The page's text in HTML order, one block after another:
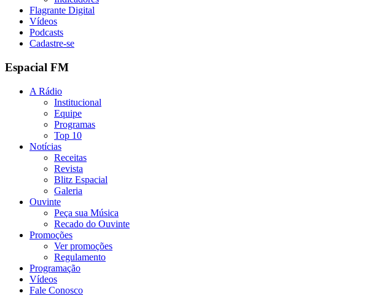
Flagrante Digital
Vídeos
Podcasts
Cadastre-se
Espacial FM
A Rádio
Institucional
Equipe
Programas
Top 10
Notícias
Receitas
Revista
Blitz Espacial
Galeria
Ouvinte
Peça sua Música
Recado do Ouvinte
Promoções
Ver promoções
Regulamento
Programação
Vídeos
Fale Conosco